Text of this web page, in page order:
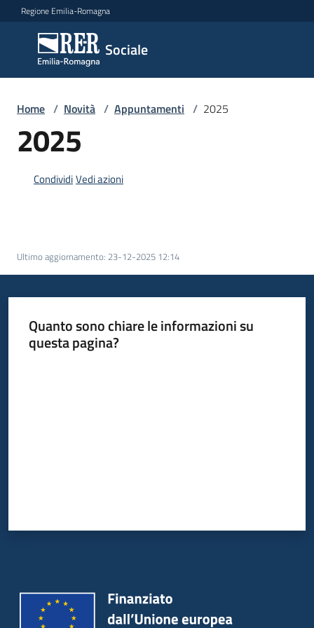
Vai al contenuto
Vai alla navigazione
Vai al footer
Regione Emilia-Romagna
Sociale
Sociale
Argomenti
Leggi
Atti
Piani
Programmi
Home / Novità / Appuntamenti / 2025
2025
CondividiVedi azioni
Ultimo aggiornamento: 23-12-2025 12:14
Quanto sono chiare le informazioni su
questa pagina?